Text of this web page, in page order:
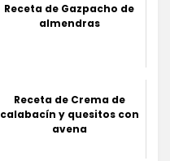
Receta de Gazpacho de
almendras
Receta de Crema de
calabacín y quesitos con
avena